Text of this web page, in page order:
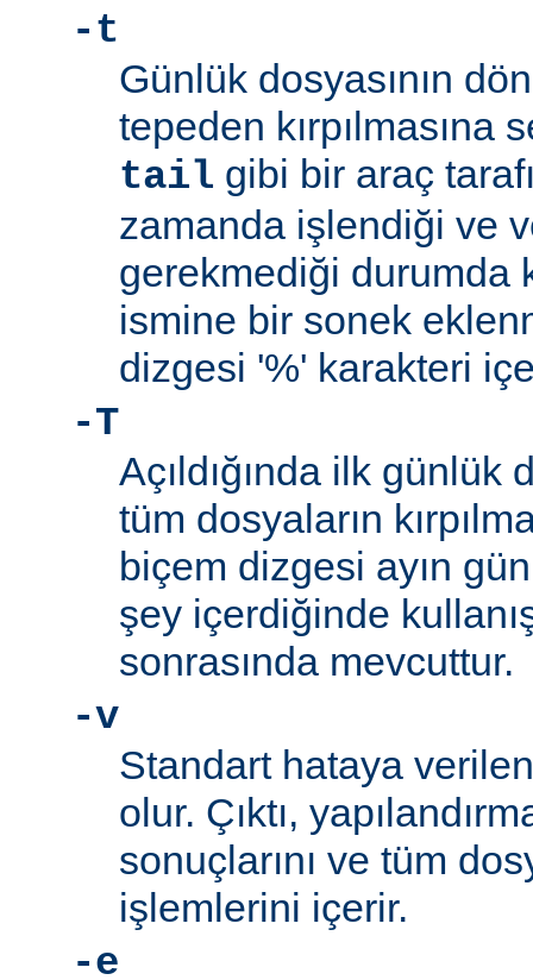
-t
Günlük dosyasının
tepeden kırpılmasına
tail gibi bir araç
zamanda işlendiği ve
gerekmediği durumda
ismine bir sonek
dizgesi '%' karakteri
-T
Açıldığında ilk günlük
tüm dosyaların
biçem dizgesi ayın
şey içerdiğinde
sonrasında mevcuttur.
-v
Standart hataya verilen
olur. Çıktı,
sonuçlarını ve tüm
işlemlerini içerir.
-e